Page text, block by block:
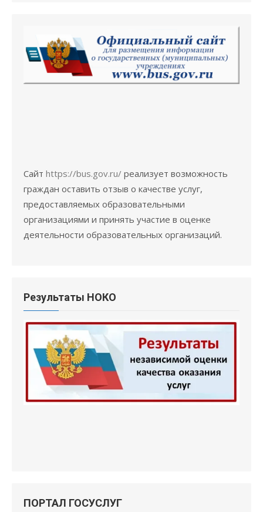
Сайт https://bus.gov.ru/ реализует возможность
граждан оставить отзыв о качестве услуг,
предоставляемых образовательными
организациями и принять участие в оценке
деятельности образовательных организаций.
Результаты НОКО
ПОРТАЛ ГОСУСЛУГ